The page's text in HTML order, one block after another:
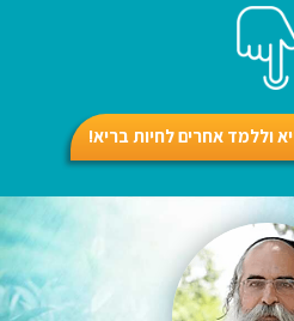
וללמד אחרים לחיות בריא!